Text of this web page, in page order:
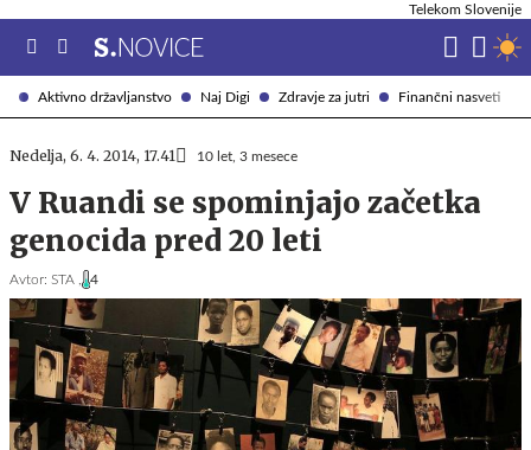
Aktivno državljanstvo Naj Digi Zdravje za jutri Finančni nasveti
Telekom Slovenije
Nedelja, 6. 4. 2014, 17.41 10 let, 3 mesece
V Ruandi se spominjajo začetka
genocida pred 20 leti
Avtor: STA , 4